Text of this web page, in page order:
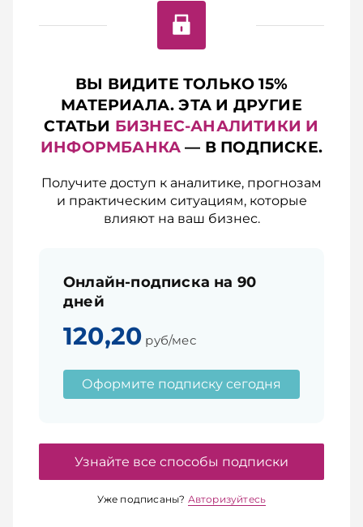
ВЫ ВИДИТЕ ТОЛЬКО 15%
МАТЕРИАЛА. ЭТА И ДРУГИЕ
СТАТЬИ БИЗНЕС-АНАЛИТИКИ И
ИНФОРМБАНКА — В ПОДПИСКЕ.
Получите доступ к аналитике, прогнозам
и практическим ситуациям, которые
влияют на ваш бизнес.
Онлайн-подписка на 90
дней
120,20 руб/мес
Оформите подписку сегодня
Узнайте все способы подписки
Уже подписаны? Авторизуйтесь